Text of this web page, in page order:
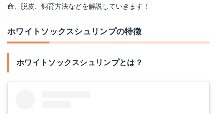
命、脱皮、飼育方法などを解説していきます！
ホワイトソックスシュリンプの特徴
ホワイトソックスシュリンプとは？